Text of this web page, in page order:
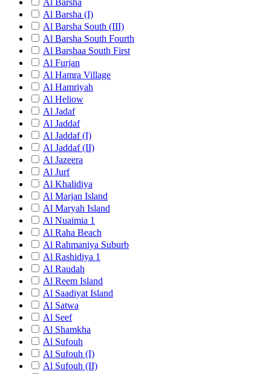
Al Barsha
Al Barsha (I)
Al Barsha South (III)
Al Barsha South Fourth
Al Barshaa South First
Al Furjan
Al Hamra Village
Al Hamriyah
Al Heliow
Al Jadaf
Al Jaddaf
Al Jaddaf (I)
Al Jaddaf (II)
Al Jazeera
Al Jurf
Al Khalidiya
Al Marjan Island
Al Maryah Island
Al Nuaimia 1
Al Raha Beach
Al Rahmaniya Suburb
Al Rashidiya 1
Al Raudah
Al Reem Island
Al Saadiyat Island
Al Satwa
Al Seef
Al Shamkha
Al Sufouh
Al Sufouh (I)
Al Sufouh (II)